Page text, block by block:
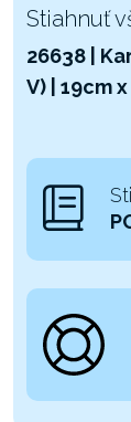
Stiahnuť
26638 |
V) | 19cm